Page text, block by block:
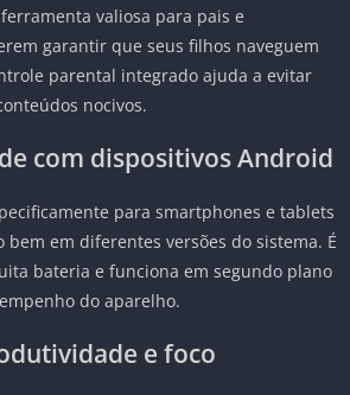
valiosa para pais e
garantir que seus filhos naveguem
parental integrado ajuda a evitar
nocivos.
com dispositivos Android
para smartphones e tablets
em diferentes versões do sistema. É
bateria e funciona em segundo plano
do aparelho.
e foco